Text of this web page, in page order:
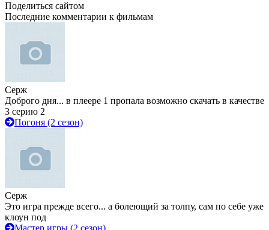
Поделиться сайтом
Последние комментарии к фильмам
Серж
Доброго дня... в плеере 1 пропала возможно скачать в качестве
3 серию 2
Погоня (2 сезон)
Серж
Это игра прежде всего... а болеющий за толпу, сам по себе уже
клоун под
Мастер игры (2 сезон)